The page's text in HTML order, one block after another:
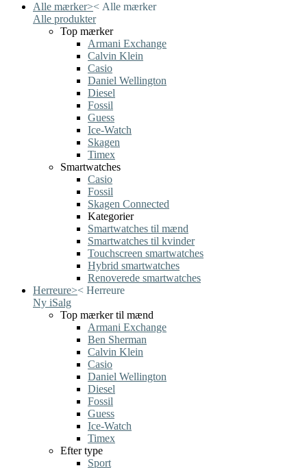
Alle mærker>< Alle mærker
Alle produkter
Top mærker
Armani Exchange
Calvin Klein
Casio
Daniel Wellington
Diesel
Fossil
Guess
Ice-Watch
Skagen
Timex
Smartwatches
Casio
Fossil
Skagen Connected
Kategorier
Smartwatches til mænd
Smartwatches til kvinder
Touchscreen smartwatches
Hybrid smartwatches
Renoverede smartwatches
Herreure>< Herreure
Ny iSalg
Top mærker til mænd
Armani Exchange
Ben Sherman
Calvin Klein
Casio
Daniel Wellington
Diesel
Fossil
Guess
Ice-Watch
Timex
Efter type
Sport